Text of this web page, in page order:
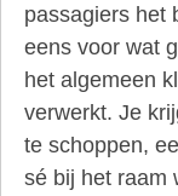
passagiers het
eens voor wat
het algemeen
verwerkt. Je
te schoppen,
sé bij het raam